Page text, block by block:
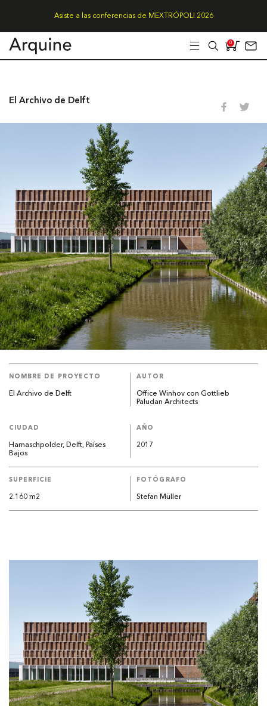
Asiste a las conferencias de MEXTRÓPOLI 2026
0
El Archivo de Delft
NOMBRE DE PROYECTO
El Archivo de Delft
AUTOR
Office Winhov con Gottlieb
Paludan Architects
CIUDAD
Harnaschpolder, Delft, Países
Bajos
AÑO
2017
SUPERFICIE
2.160 m2
FOTÓGRAFO
Stefan Müller